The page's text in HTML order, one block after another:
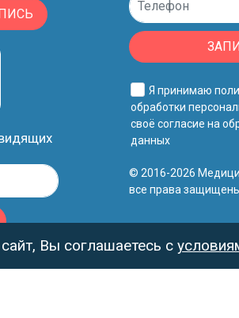
Вы соглашаетесь с
Я принимаю
обработки
своёсогласие на
данных
© 2016-2026
все права